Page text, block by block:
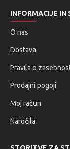
INFORMACIJE IN
O nas
Dostava
Pravila o
Prodajni pogoji
Moj račun
Naročila